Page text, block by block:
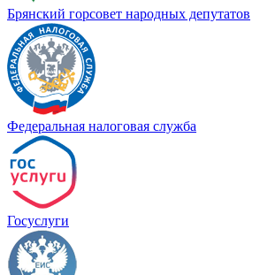
Брянский горсовет народных депутатов
Федеральная налоговая служба
Госуслуги